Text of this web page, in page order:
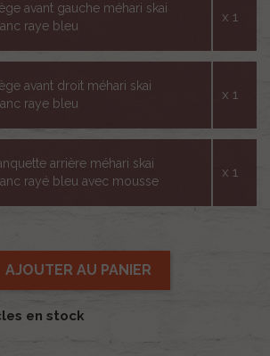
avant gauche méhari skai
raye bleu
x 1
avant droit méhari skai
raye bleu
x 1
arrière méhari skai
rayé bleu avec mousse
x 1
AJOUTER AU PANIER
en stock